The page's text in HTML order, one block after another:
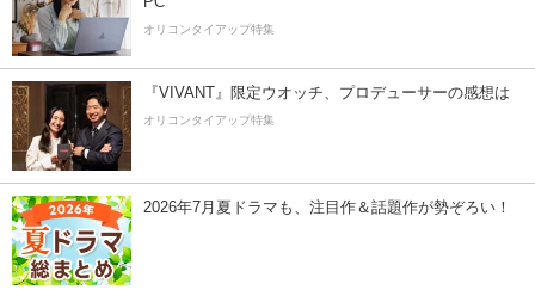
オリコンタイアップ特集
『VIVANT』限定ウオッチ、プロデューサーの感想は
オリコンタイアップ特集
2026年7月夏ドラマも、注目作＆話題作が勢ぞろい！